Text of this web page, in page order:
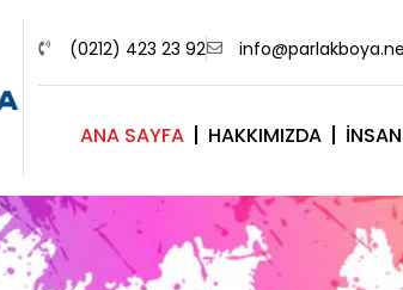
(0212) 423 23 92
ANA SAYFA HAKKIMIZDA